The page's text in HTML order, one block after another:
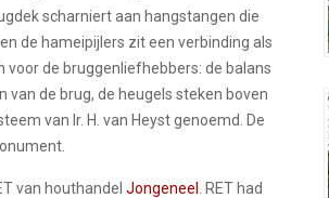
scharniert aan hangstangen die
de hameipijlers zit een verbinding als
voor de bruggenliefhebbers: de balans
de brug, de heugels steken boven
van Ir. H. van Heyst genoemd. De
van houthandel Jongeneel . RET had